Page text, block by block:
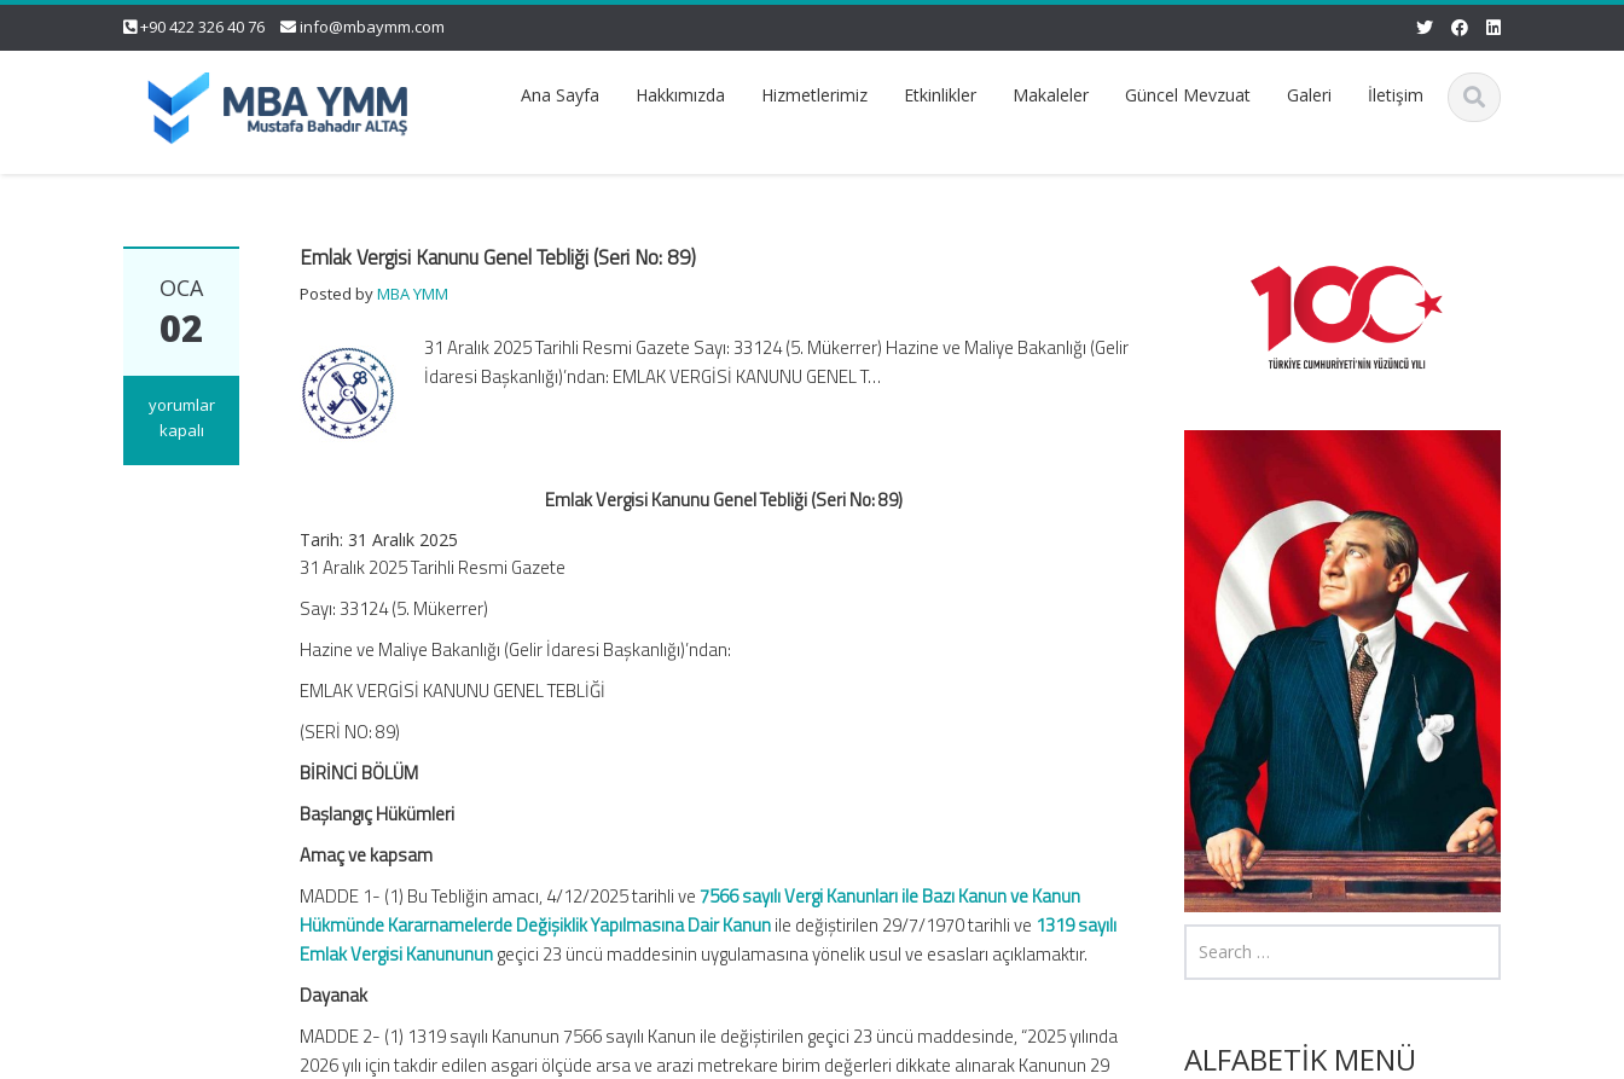
+90 422 326 40 76 info@mbaymm.com
Ana Sayfa Hakkımızda Hizmetlerimiz Etkinlikler Makaleler Güncel Mevzuat Galeri İletişim
OCA
02
Emlak
Vergisi
yorumlar
kapalı
Emlak Vergisi Kanunu Genel Tebliği (Seri No: 89)
Posted byMBA YMM
31 Aralık 2025 Tarihli Resmi Gazete Sayı: 33124 (5. Mükerrer) Hazine ve Maliye Bakanlığı (Gelir
İdaresi Başkanlığı)’ndan: EMLAK VERGİSİ KANUNU GENEL T…
Emlak Vergisi Kanunu Genel Tebliği (Seri No: 89)
Tarih: 31 Aralık 2025
31 Aralık 2025 Tarihli Resmi Gazete
Sayı: 33124 (5. Mükerrer)
Hazine ve Maliye Bakanlığı (Gelir İdaresi Başkanlığı)’ndan:
EMLAK VERGİSİ KANUNU GENEL TEBLİĞİ
(SERİ NO: 89)
BİRİNCİ BÖLÜM
Başlangıç Hükümleri
Amaç ve kapsam
MADDE 1- (1) Bu Tebliğin amacı, 4/12/2025 tarihli ve7566 sayılı Vergi Kanunları ile Bazı Kanun ve Kanun
Hükmünde Kararnamelerde Değişiklik Yapılmasına Dair Kanunile değiştirilen 29/7/1970 tarihli ve 1319 sayılı
Emlak Vergisi Kanununungeçici 23 üncü maddesinin uygulamasına yönelik usul ve esasları açıklamaktır.
Dayanak
MADDE 2- (1) 1319 sayılı Kanunun 7566 sayılı Kanun ile değiştirilen geçici 23 üncü maddesinde, “2025 yılında
2026 yılı için takdir edilen asgari ölçüde arsa ve arazi metrekare birim değerleri dikkate alınarak Kanunun 29
ALFABETİK MENÜ